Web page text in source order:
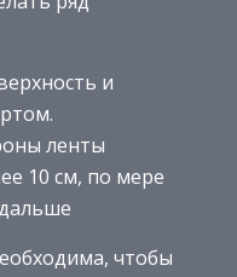
и
ленты
10 см, по мере
чтобы